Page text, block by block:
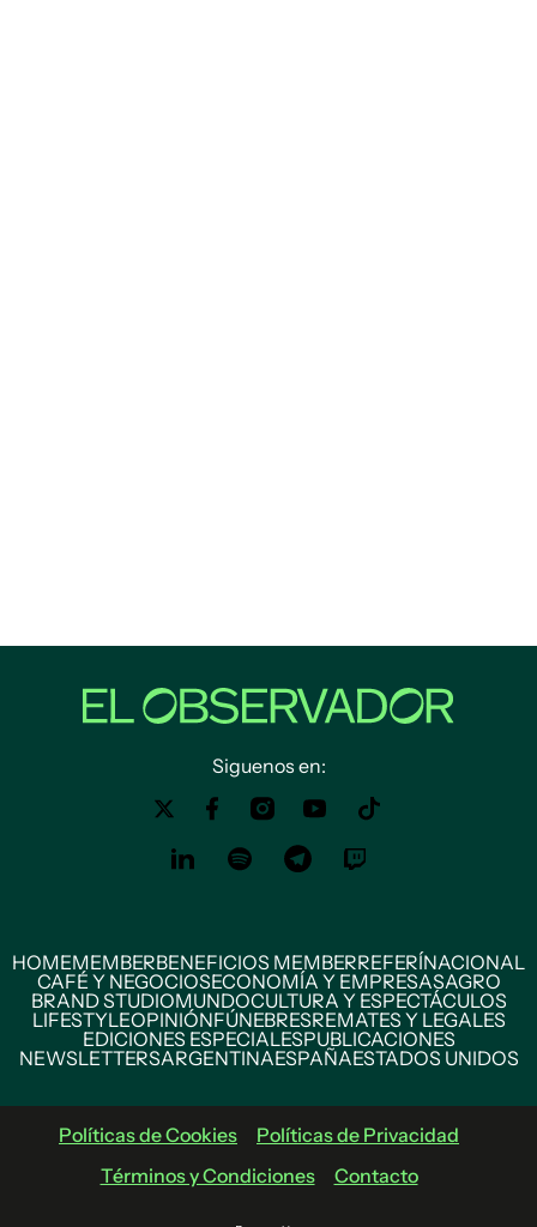
Siguenos en:
HOMEMEMBERBENEFICIOS MEMBERREFERÍNACIONAL
CAFÉ Y NEGOCIOSECONOMÍA Y EMPRESASAGRO
BRAND STUDIOMUNDOCULTURA Y ESPECTÁCULOS
LIFESTYLEOPINIÓNFÚNEBRESREMATES Y LEGALES
EDICIONES ESPECIALESPUBLICACIONES
NEWSLETTERSARGENTINAESPAÑAESTADOS UNIDOS
Políticas de Cookies
Políticas de Privacidad
Términos y Condiciones
Contacto